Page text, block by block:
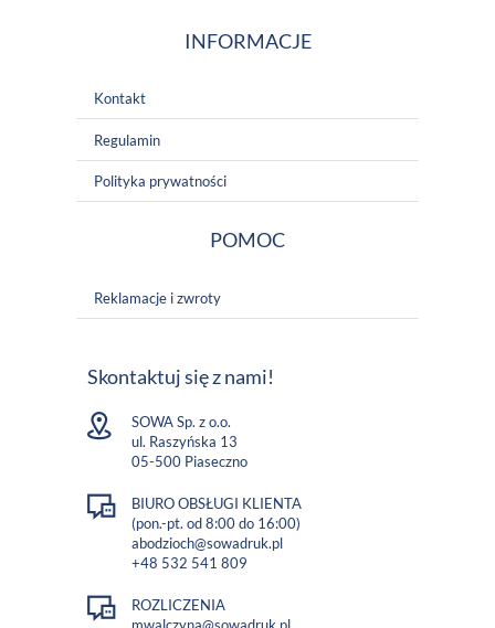
INFORMACJE
Kontakt
Regulamin
Polityka prywatności
POMOC
Reklamacje i zwroty
Skontaktuj się z nami!
SOWA Sp. z o.o.
ul. Raszyńska 13
05-500 Piaseczno
BIURO OBSŁUGI KLIENTA
(pon.-pt. od 8:00 do 16:00)
abodzioch@sowadruk.pl
+48 532 541 809
ROZLICZENIA